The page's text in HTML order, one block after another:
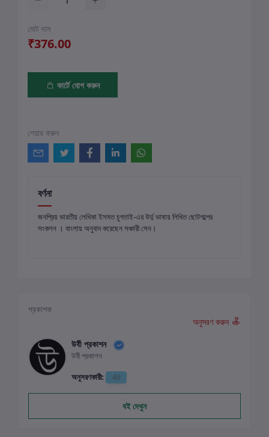
মোট দাম
₹376.00
কার্টে যোগ করুন
শেয়ার করুন
বর্ণনা
জনপ্রিয় ভারতীয় লেখিকা ইসমত চুগতাই-এর উর্দু ভাষায় লিখিত ছোটগল্পের
সংকলন । বাংলায় অনুবাদ করেছেন সঞ্চারী সেন।
প্রকাশক
অনুসরণ করুন
উর্বী প্রকাশন
উর্বী প্রকাশন
অনুসরণকারী:
46
বই দেখুন